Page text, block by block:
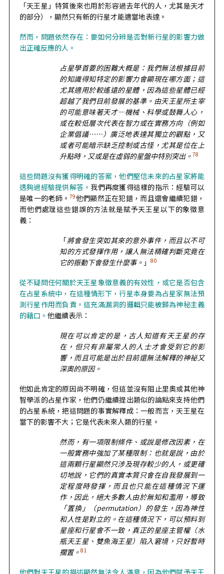
「天王星」特質後來也用於形容過去年代的人，尤其是天才
的部分），顯然只有新的行星才能適當地表達。
然而，問題依然存在：要如何分辨是否對新行星的影響力做
出正確反應的人。
占星學首要的困難大概是：我們無法根據目前
的知識得知特定的影響力會顯現在哪方面；這
尤其適用於較遙遠的星體，因為這些星體已經
超越了我們目前發展的基準。由天王星所主宰
的可能意味著天才—機械、科學或鼓舞人心，
或在較低層次代表在智力或在實務方向（例如
企業倡議……）廣泛地表達其獨立的觀點，又
或者可能暗示缺乏控制或古怪，尤其是位在上
升點時，又或是在虛弱的星盤中特別突出。 78
這些問題沒有獲得明確的答案，他們堅信未來的占星家將能
透夠過經驗提供解答。我們再度獲得這樣的指示：經驗可以
是唯一的老師。79他們顯然正在犯錯，而且還會繼續犯錯，
而他們處理這些錯誤的方法就是賦予天王星以下的象徵意
義：
「將會發生突如其來的意外事件，而且以不可
知的方式發揮作用，讓人無法精確判斷究竟在
它的振動下會發生什麼事。 」 80
從不疑問任何關於天王星象徵意義的有效性，或它是否包含
在占星系統中，在這種情形下，行星本身要為占星家無法預
測行星作用而負責。這充滿漏洞的邏輯只能被歸為神秘主義
的藉口。 他繼續表示：
現在可以肯定的是，古人知道有天王星的存
在，但只有非屬常人的人士才會受到它的影
響，而且可能是出於目前還無法解釋的神祕又
深奧的原因。
他如此肯定的原因尚不明確，但這並沒有阻止里奧或其他神
智學派的占星作家，他們仍繼續提出類似的論點來支持他們
的占星系統，把這問題的事實解釋成：一般而言，天王星在
當下的影響不大；它是代表未來人類的行星。
然而，有一項限制條件、或說是修改因素，在
一般實務中強加了某種限制：也就是說，由於
這兩顆行星顯然只涉及現存較少的人，或更確
切地說，它們的真實本質只會在自我發展到一
定程度時發揮，而且也只能在這種情況下運
作，因此，絕大多數人由於無知和濫用，導致
「置換」（permutation）的發生，因為神性
和人性是對立的。在這種情況下，可以預料到
星座和行星會不一致，真正的星座主管權（水
瓶天王星、雙魚海王星）陷入窘境，只好暫時
擱置。 81
他們對天王星的描述顯然無法令人滿意，因為他們賦予天王